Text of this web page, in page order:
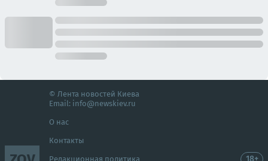
© Лента новостей Киева
Email: info@newskiev.ru
О нас
Контакты
Редакционная политика 18+